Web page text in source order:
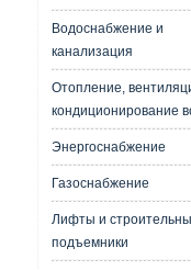
Водоснабжение и
канализация
Отопление,
кондиционирование
Энергоснабжение
Газоснабжение
Лифты и
подъемники